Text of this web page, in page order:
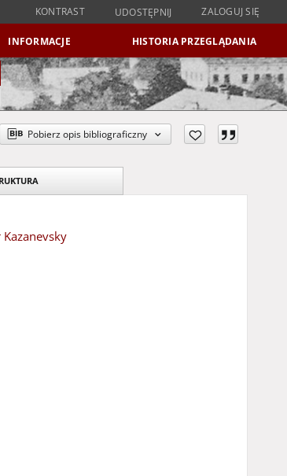
KONTRAST UDOSTĘPNIJ ZALOGUJ SIĘ
INFORMACJE HISTORIA PRZEGLĄDANIA
Pobierz opis bibliograficzny